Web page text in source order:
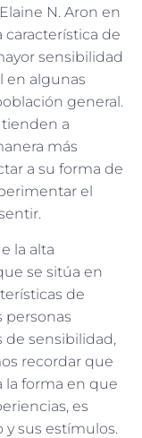
N. Aron en
característica de
sensibilidad
en algunas
general.
a
más
a su forma de
el
la alta
se sitúa en
de
personas
sensibilidad,
recordar que
la forma en que
es
sus estímulos.